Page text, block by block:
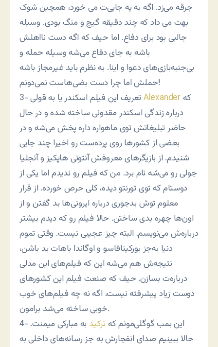
جرقه می‌زد. اگه به یه جایی‌ت می خورد، همچین شوک
بهت می داد که چند دقیقه گیج و منگ بودی. وسیله
جالبی بود برای دفاع. اما حیف که اگه دست نااهلش
باشه به جای دفاع می‌شه وسیله حمله و
بی‌جنبه‌بازی‌های دعوا و اینا. به نظرم باید غیرمجاز باشه
حملش اما چرا دست بضی‌هاست نمی‌دونم!
Alexander
درباره زندگی اسکندر مقدونی ساخته شده و در حال
حاضر تبلیغاتش توی ماهواره داره پخش می‌شه و در
بعضی از کشورها روی پرده‌ست رو اخیرا چند جایی
شنیدم. از بازیگرهای معروفش آنتونی هاپکیز و آنجلیا
جولی رو می‌شه نام برد. من که فیلم رو ندیدم اما یکی از
دوستام که توی تورنتو دیده، کلی حرص خورده. از قرار
معلوم توش بدجوری درباره ایرونی‌ها بد گفتن و از
اون‌ها چهره بدی ساختن. حالا فیلم رو که دیدم بیشتر
درباره‌ش می‌نویسم. البته چیز عجیبی نیست. وقتی تموم
دنیا به‌جز بورکینافاسو و اوگاندا باهات بد باشن،
نتیجه‌ش هم می‌شه این که فیلم‌های این مدلی
درباره‌ت بسازن. حیف که صنعت فیلم این کشورهای
دوست زیاد پیشرفته نیست، اگه نه چه فیلم‌های خوب
خوبی ساخته می‌شد برامون.
4- این بمب گوگلی‌مونم که ترکید به مبارکی میمنت.
حالا ببینیم صدای انفجارش به جز رسانه‌های داخلی به